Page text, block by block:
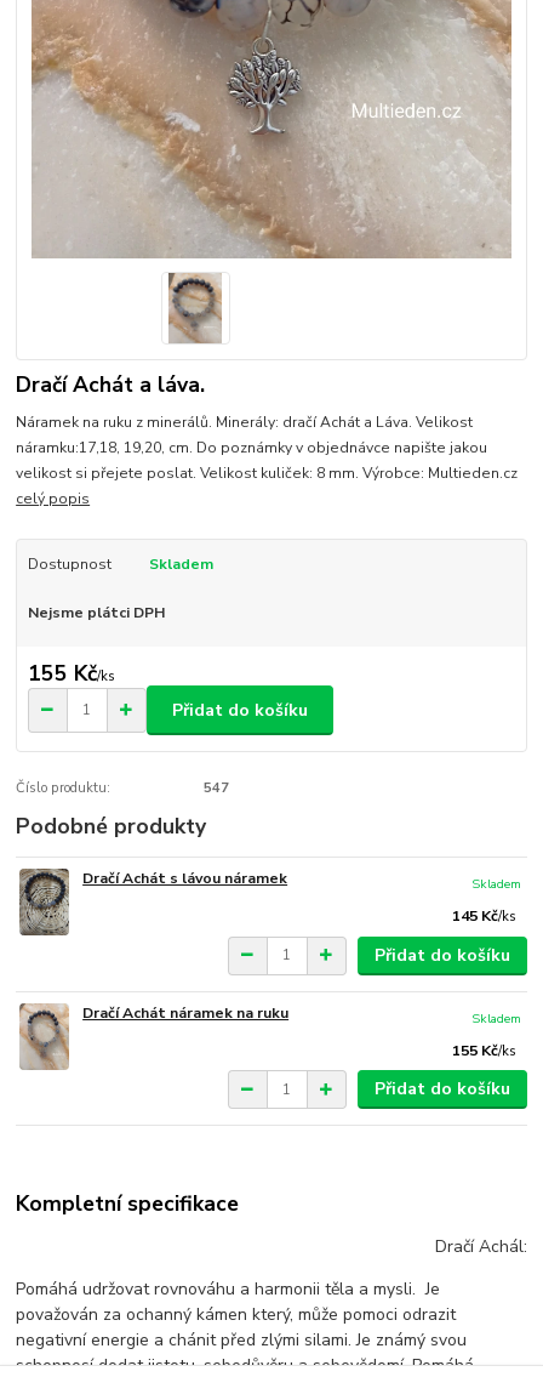
Dračí Achát a láva.
Náramek na ruku z minerálů. Minerály: dračí Achát a Láva. Velikost
náramku:17,18, 19,20, cm. Do poznámky v objednávce napište jakou
velikost si přejete poslat. Velikost kuliček: 8 mm. Výrobce: Multieden.cz
celý popis
Dostupnost Skladem
Nejsme plátci DPH
155 Kč/ks
Přidat do košíku
Číslo produktu: 547
Podobné produkty
Dračí Achát s lávou náramek
145 Kč/ks
Skladem
Přidat do košíku
Dračí Achát náramek na ruku
155 Kč/ks
Skladem
Přidat do košíku
Kompletní specifikace
Dračí Achál:
Pomáhá udržovat rovnováhu a harmonii těla a mysli. Je
považován za ochanný kámen který, může pomoci odrazit
negativní energie a chánit před zlými silami. Je známý svou
schopnosí dodat jistotu, sebedůvěru a sebevědomí. Pomáhá